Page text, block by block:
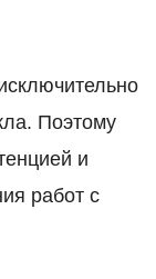
Поэтому
и
работ с